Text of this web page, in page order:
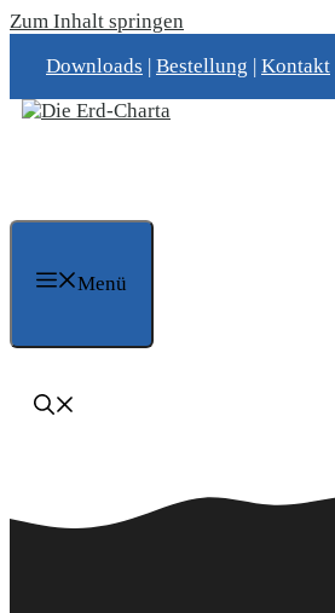
Zum Inhalt springen
Downloads | Bestellung | Kontakt
Menü